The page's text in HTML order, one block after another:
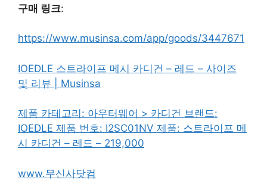
구매 링크:
https://www.musinsa.com/app/goods/3447671
IOEDLE 스트라이프 메시 카디건 – 레드 – 사이즈
및 리뷰 | Musinsa
제품 카테고리: 아우터웨어 > 카디건 브랜드:
IOEDLE 제품 번호: I2SC01NV 제품: 스트라이프 메
시 카디건 – 레드 – 219,000
www.무신사닷컴